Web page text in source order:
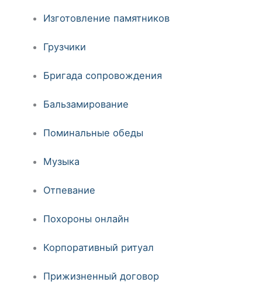
Изготовление памятников
Грузчики
Бригада сопровождения
Бальзамирование
Поминальные обеды
Музыка
Отпевание
Похороны онлайн
Корпоративный ритуал
Прижизненный договор